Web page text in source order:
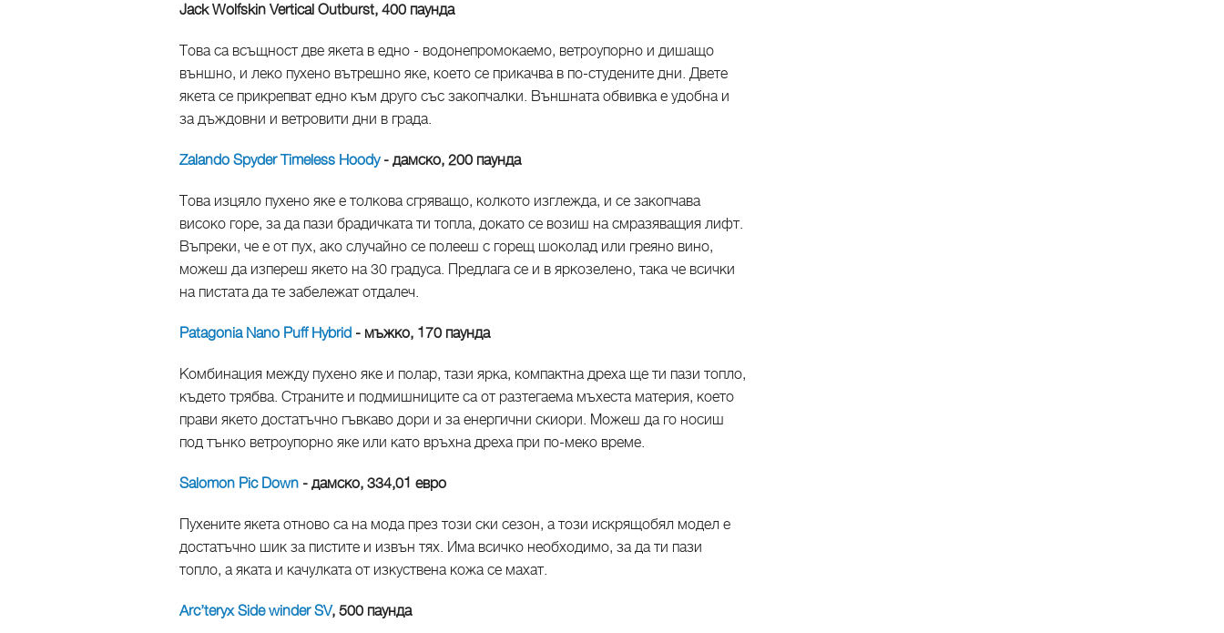
Jack Wolfskin Vertical Outburst, 400 паунда
Това са всъщност две якета в едно - водонепромокаемо, ветроупорно и дишащо
външно, и леко пухено вътрешно яке, което се прикачва в по-студените дни. Двете
якета се прикрепват едно към друго със закопчалки. Външната обвивка е удобна и
за дъждовни и ветровити дни в града.
Zalando Spyder Timeless Hoody- дамско, 200 паунда
Това изцяло пухено яке е толкова сгряващо, колкото изглежда, и се закопчава
високо горе, за да пази брадичката ти топла, докато се возиш на смразяващия лифт.
Въпреки, че е от пух, ако случайно се полееш с горещ шоколад или греяно вино,
можеш да изпереш якето на 30 градуса. Предлага се и в яркозелено, така че всички
на пистата да те забележат отдалеч.
Patagonia Nano Puff Hybrid - мъжко, 170 паунда
Комбинация между пухено яке и полар, тази ярка, компактна дреха ще ти пази топло,
където трябва. Страните и подмишниците са от разтегаема мъхеста материя, което
прави якето достатъчно гъвкаво дори и за енергични скиори. Можеш да го носиш
под тънко ветроупорно яке или като връхна дреха при по-меко време.
Salomon Pic Down - дамско, 334,01 евро
Пухените якета отново са на мода през този ски сезон, а този искрящобял модел е
достатъчно шик за пистите и извън тях. Има всичко необходимо, за да ти пази
топло, а яката и качулката от изкуствена кожа се махат.
Arc’teryx Side winder SV, 500 паунда